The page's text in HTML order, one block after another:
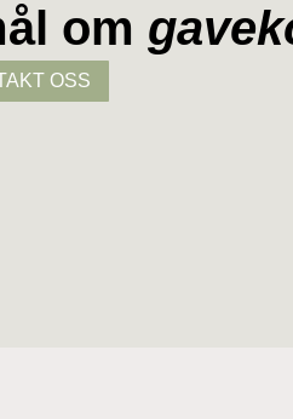
om
OSS